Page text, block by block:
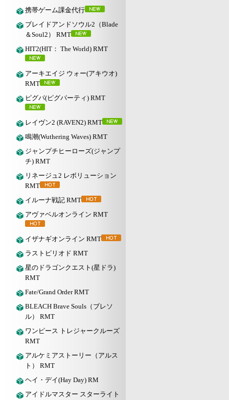
携帯ゲーム課金代行
ブレイドアンドソウル2（Blade
＆Soul2） RMT
HIT2(HIT： The World) RMT
アーキエイジ ウォー(アキウオ)
RMT
ピグパ(ピグパーティ) RMT
レイヴン2 (RAVEN2) RMT
鳴潮(Wuthering Waves) RMT
ジャンプチヒーローズ(ジャンプ
チ) RMT
リネージュ2 レボリューション
RMT
イルーナ戦記 RMT
アヴァベルオンライン RMT
イザナギオンライン RMT
ラストピリオド RMT
星のドラゴンクエスト(星ドラ)
RMT
Fate/Grand Order RMT
BLEACH Brave Souls（ブレソ
ル） RMT
ワンピース トレジャークルーズ
RMT
アルケミアストーリー（アルス
ト） RMT
ヘイ・デイ(Hay Day) RM
アイドルマスター スターライト